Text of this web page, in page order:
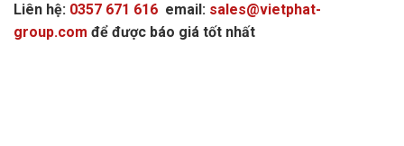
Liên hệ: 0357 671 616 email: sales@vietphat-
group.com để được báo giá tốt nhất